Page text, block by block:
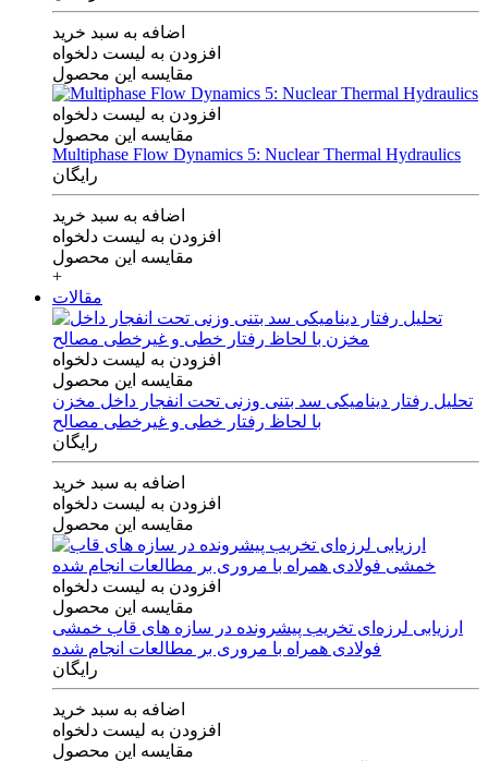
اضافه به سبد خرید
افزودن به لیست دلخواه
مقایسه این محصول
افزودن به لیست دلخواه
مقایسه این محصول
Multiphase Flow Dynamics 5: Nuclear Thermal Hydraulics
رایگان
اضافه به سبد خرید
افزودن به لیست دلخواه
مقایسه این محصول
+
مقالات
افزودن به لیست دلخواه
مقایسه این محصول
تحلیل رفتار دینامیکی سد بتنی وزنی تحت انفجار داخل مخزن
با لحاظ رفتار خطی و غیرخطی مصالح
رایگان
اضافه به سبد خرید
افزودن به لیست دلخواه
مقایسه این محصول
افزودن به لیست دلخواه
مقایسه این محصول
ارزیابی لرزه‌ای تخریب پیشرونده در سازه های قاب خمشی
فولادی همراه با مروری بر مطالعات انجام شده
رایگان
اضافه به سبد خرید
افزودن به لیست دلخواه
مقایسه این محصول